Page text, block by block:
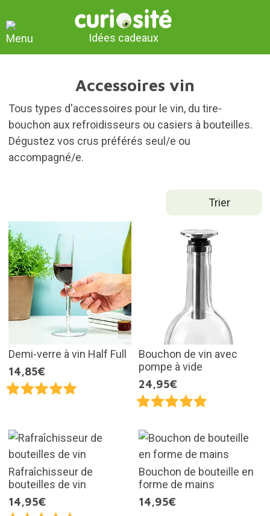
Idées cadeaux
Accessoires vin
Tous types d'accessoires pour le vin, du tire-
bouchon aux refroidisseurs ou casiers à bouteilles.
Dégustez vos crus préférés seul/e ou
accompagné/e.
Trier
Demi-verre à vin Half Full
14,85€
Bouchon de vin avec
pompe à vide
24,95€
Rafraîchisseur de
bouteilles de vin
14,95€
Bouchon de bouteille en
forme de mains
14,95€